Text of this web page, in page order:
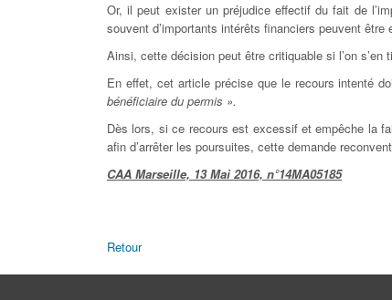
Or, il peut exister un préjudice effectif du fait de
souvent d’importants intérêts financiers peuvent être
Ainsi, cette décision peut être critiquable si l’on
En effet, cet article précise que le recours intenté
bénéficiaire du permis ».
Dès lors, si ce recours est excessif et empêche la
afin d’arrêter les poursuites, cette demande
CAA Marseille, 13 Mai 2016, n°14MA05185
Retour